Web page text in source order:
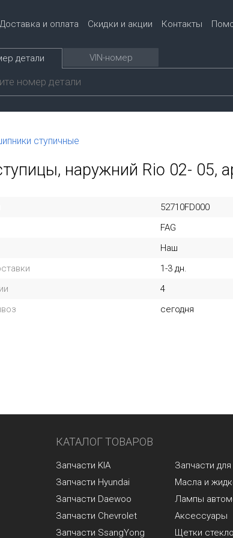
Доставка и оплата Скидки и акции Контакты
детали VIN-номер
ступичные
наружний Rio 02- 05,
52710FD000
FAG
Наш
1-3 дн.
4
сегодня
КАТАЛОГ ТОВАРОВ
Запчасти KIA
Запчасти Hyundai
Запчасти Daewoo
Запчасти Chevrolet
Запчасти SsangYong
Запчасти
Масла и
Лампы
Аксессуары
Щетки